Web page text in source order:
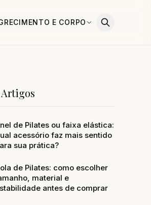
E CORPO
de Pilates ou faixa elástica:
acessório faz mais sentido
sua prática?
de Pilates: como escolher
material e
antes de comprar